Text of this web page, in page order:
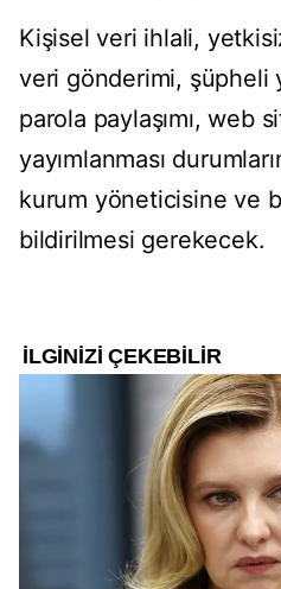
Kişisel veri ihlali,
veri gönderimi, şüpheli
parola paylaşımı, web
yayımlanması
kurum yöneticisine ve
bildirilmesi gerekecek.